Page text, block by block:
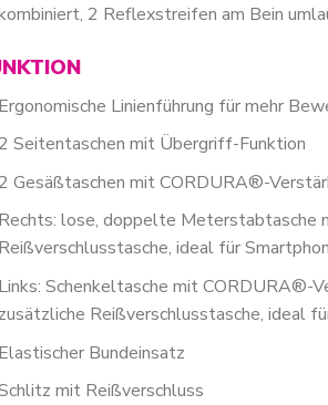
2 Reflexstreifen am Bein
Ergonomische Linienführung für mehr
Seitentaschen mit Übergriff-Funktion
Gesäßtaschen mit CORDURA®-
Rechts: lose, doppelte Meterstabtasche
Reißverschlusstasche, ideal für
Links: Schenkeltasche mit CORDURA®-
zusätzliche Reißverschlusstasche, ideal
Elastischer Bundeinsatz
mit Reißverschluss